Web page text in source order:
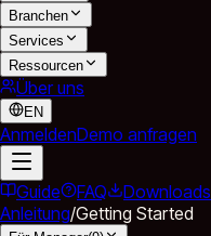
Branchen
Services
Ressourcen
Über uns
EN
AnmeldenDemo anfragen
Guide FAQ
Downloads
Anleitung/Getting Started